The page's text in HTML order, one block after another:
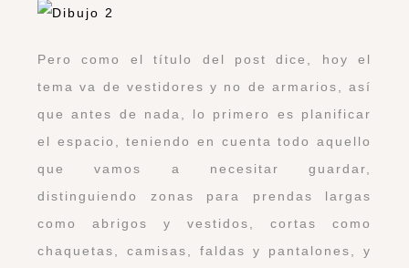
Pero como el título del post dice, hoy el
tema va de vestidores y no de armarios, así
que antes de nada, lo primero es planificar
el espacio, teniendo en cuenta todo aquello
que vamos a necesitar guardar,
distinguiendo zonas para prendas largas
como abrigos y vestidos, cortas como
chaquetas, camisas, faldas y pantalones, y